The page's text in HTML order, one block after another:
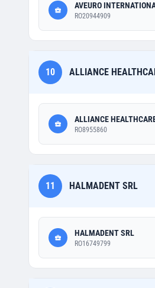
AVEURO
RO20944909
10 ALLIANCE
ALLIANCE
RO8955860
11 HALMADENT SRL
HALMADENT SRL
RO16749799